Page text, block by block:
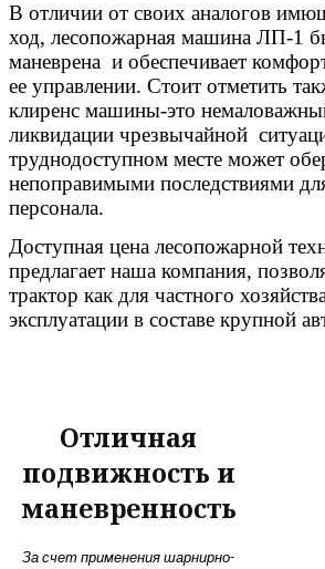
В отличии от своих аналогов
ход, лесопожарная машина ЛП-1
маневрена и обеспечивает
ее управлении. Стоит отметить
клиренс машины-это
ликвидации чрезвычайной
труднодоступном месте может
непоправимыми последствиями
персонала.
Доступная цена лесопожарной
предлагает наша компания,
трактор как для частного
эксплуатации в составе крупной
Отличная
подвижность и
маневренность
За счет применения шарнирно-